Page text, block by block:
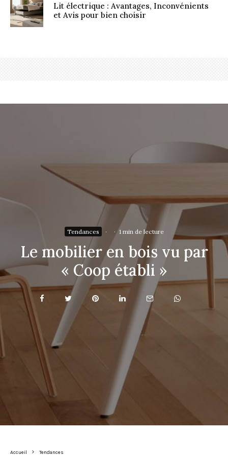
Lit électrique : Avantages, Inconvénients
et Avis pour bien choisir
Tendances · · 1 min de lecture
Le mobilier en bois vu par
« Coop établi »
Accueil Tendances